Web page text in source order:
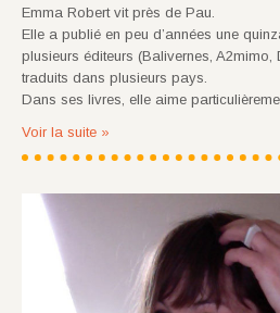
Emma Robert vit près de Pau.
Elle a publié en peu d’années une
plusieurs éditeurs (Balivernes,
traduits dans plusieurs pays.
Dans ses livres, elle aime
Voir la suite »